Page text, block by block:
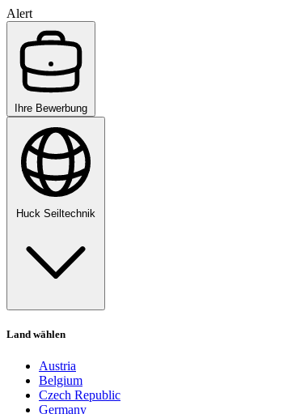
Alert
Ihre Bewerbung
Huck Seiltechnik
Land wählen
Austria
Belgium
Czech Republic
Germany